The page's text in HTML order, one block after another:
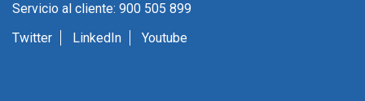
Servicio al cliente: 900 505 899
Twitter
LinkedIn Youtube